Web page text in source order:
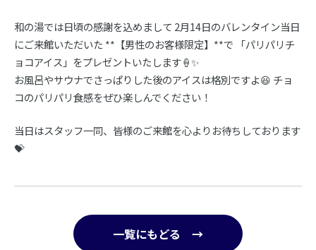
和の湯では日頃の感謝を込めまして 2月14日のバレンタイン当日
にご来館いただいた **【男性のお客様限定】**で 「パリパリチ
ョコアイス」をプレゼントいたします🍦✨
お風呂やサウナでさっぱりした後のアイスは格別ですよ😆 チョ
コのパリパリ食感をぜひ楽しんでください！
当日はスタッフ一同、皆様のご来館を心よりお待ちしております
💝
一覧にもどる →